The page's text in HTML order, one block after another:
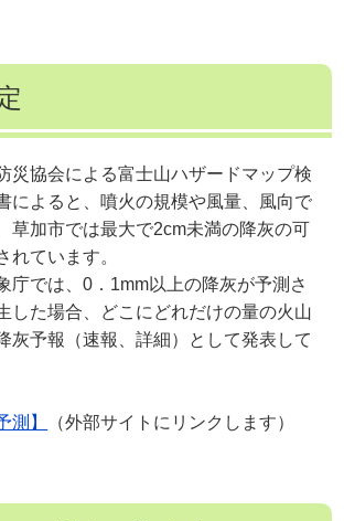
災協会による富士山ハザードマップ検
によると、噴火の規模や風量、風向で
草加市では最大で2cm未満の降灰の可
れています。
では、0．1mm以上の降灰が予測さ
した場合、どこにどれだけの量の火山
灰予報（速報、詳細）として発表して
測】 （外部サイトにリンクします）